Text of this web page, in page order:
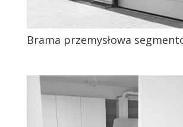
Brama przemysłowa